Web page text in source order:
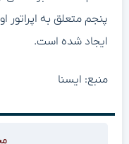
پنجم متعلق به اپراتور
ایجاد شده است.
منبع: ایسنا